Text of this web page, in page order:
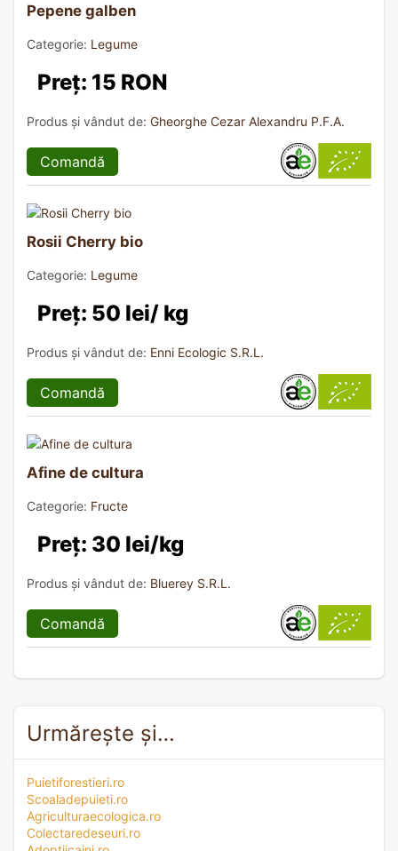
Pepene galben
Categorie: Legume
Preț: 15 RON
Produs și vândut de: Gheorghe Cezar Alexandru P.F.A.
Comandă
Rosii Cherry bio
Categorie: Legume
Preț: 50 lei/ kg
Produs și vândut de: Enni Ecologic S.R.L.
Comandă
Afine de cultura
Categorie: Fructe
Preț: 30 lei/kg
Produs și vândut de: Bluerey S.R.L.
Comandă
Urmărește și…
Puietiforestieri.ro
Scoaladepuieti.ro
Agriculturaecologica.ro
Colectaredeseuri.ro